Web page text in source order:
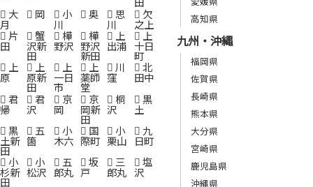
大
月
岡 小
川
奥 思
川
欠
之上
片
田
蟹
沢新
田
樺
野沢
樺
野沢
新田
上
出浦
上
十日
町
上
原
上
原新
田
上
一日
市
上
薬師
堂
川
窪
北
田中
君
帰
君
沢
京
岡
京
岡新
田
桐
沢
黒
土
黒
土新
田
五
箇
小
木六
国
際町
小
栗山
九
日町
小
杉新
田
小
松沢
五
郎丸
坂
戸
三
郎丸
塩
沢
高知県
九州・沖縄
福岡県
佐賀県
長崎県
熊本県
大分県
宮崎県
鹿児島県
沖縄県